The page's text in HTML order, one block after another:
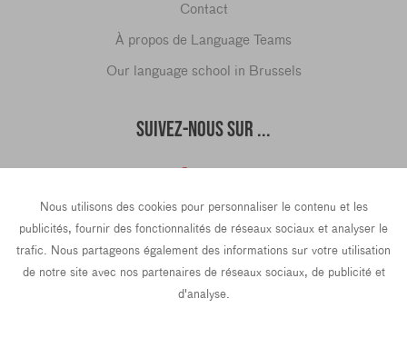
Nous utilisons des cookies pour personnaliser le contenu et les
publicités, fournir des fonctionnalités de réseaux sociaux et analyser le
trafic. Nous partageons également des informations sur votre utilisation
de notre site avec nos partenaires de réseaux sociaux, de publicité et
d'analyse.
Contact
À propos de Language Teams
Our language school in Brussels
SUIVEZ-NOUS SUR ...
hello@languageteams.com